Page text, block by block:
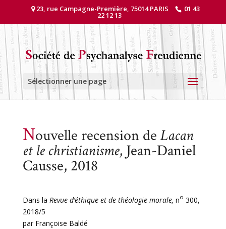
23, rue Campagne-Première, 75014 PARIS 01 43
22 12 13
Sélectionner une page
Nouvelle recension deLacan
et le christianisme, Jean-Daniel
Causse, 2018
Dans la Revue d’éthique et de théologie morale, no 300,
2018/5
par Françoise Baldé